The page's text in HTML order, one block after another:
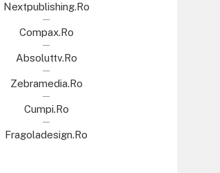
Nextpublishing.ro
Compax.ro
Absoluttv.ro
Zebramedia.ro
Cumpi.ro
Fragoladesign.ro